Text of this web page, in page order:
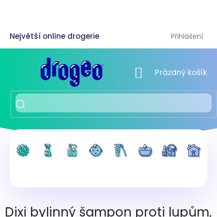
Přihlášení
NÁKUPNÍ KOŠÍK
Prázdný košík
Dixi bylinný šampon proti lupům,